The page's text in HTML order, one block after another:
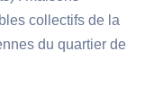
collectifs de la
du quartier de